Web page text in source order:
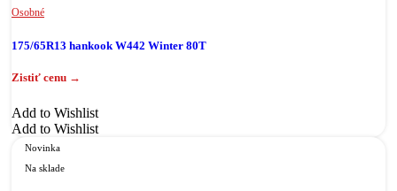
Osobné
175/65R13 hankook W442 Winter 80T
Add to Wishlist
Add to Wishlist
Novinka
Na sklade